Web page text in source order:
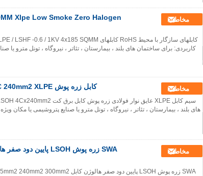
Xlpe Low Smoke Zero Halogen
مخاطب
کاربردی: برای ساختمان های بلند ، بیمارستان ، تئاتر ، نیروگاه ، تونل مترو یا
کابل زره پوش 4C 240mm2 XLPE عایق فولادی برای نیروگاه مخاطب
های بلند ، بیمارستان ، تئاتر ، نیروگاه ، تونل مترو یا صنایع پتروشیمی یا مکان
مخاطب